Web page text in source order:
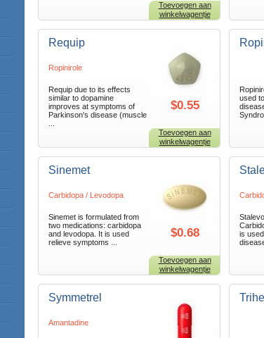
Toevoegen aan
winkelwagentje
Requip
Ropinirole
Requip due to its effects
similar to dopamine
improves at symptoms of
Parkinson's disease (muscle
$0.55
Toevoegen aan
winkelwagentje
used
Sinemet
Carbidopa / Levodopa
Sinemet is formulated from
two medications: carbidopa
and levodopa. It is used
relieve symptoms ...
$0.68
Toevoegen aan
winkelwagentje
is
Symmetrel
Amantadine